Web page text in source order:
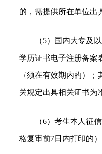
的，需提供所在单位出
（5）国内大专及
学历证书电子注册备案
（须在有效期内的）
关规定出具相关证书为
（6）考生本人征
格复审前7日内打印的）